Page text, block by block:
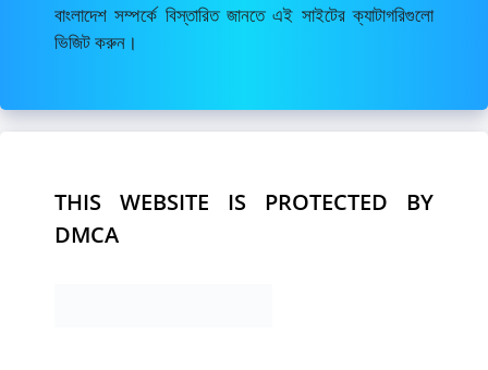
বাংলাদেশ সম্পর্কে বিস্তারিত জানতে এই সাইটের ক্যাটাগরিগুলো
ভিজিট করুন।
THIS WEBSITE IS PROTECTED BY
DMCA